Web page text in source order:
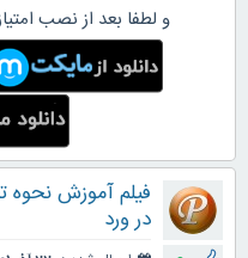
و لطفا بعد از نصب
فیلم آموزش نحوه
در ورد